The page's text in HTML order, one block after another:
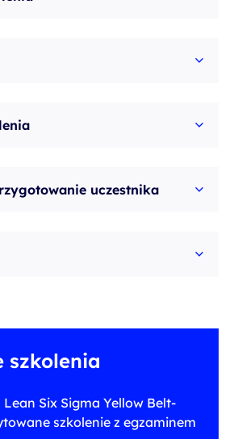
uczestnika
szkolenia
Lean Six Sigma Yellow Belt-
szkolenie z egzaminem